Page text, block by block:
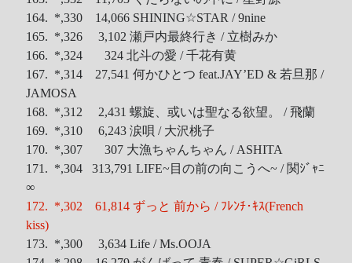
164. *,330 14,066 SHINING☆STAR / 9nine
165. *,326 3,102 瀬戸内最終行き / 立樹みか
166. *,324 324 北斗の愛 / 千花有黄
167. *,314 27,541 何かひとつ feat.JAY’ED & 若旦那 /
JAMOSA
168. *,312 2,431 螺旋、或いは聖なる欲望。 / 飛蘭
169. *,310 6,243 涙唄 / 大沢桃子
170. *,307 307 大漁ちゃんちゃん / ASHITA
171. *,304 313,791 LIFE~目の前の向こうへ~ / 関ｼﾞｬﾆ
∞
172. *,302 61,814 ずっと 前から / ﾌﾚﾝﾁ･ｷｽ(French
kiss)
173. *,300 3,634 Life / Ms.OOJA